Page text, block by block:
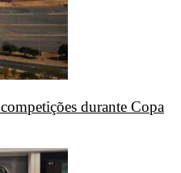
durante Copa